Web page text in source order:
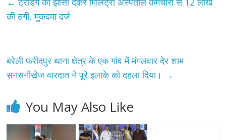
की ठगी, मुकदमा दर्ज
बरेली फरीदपुर थाना क्षेत्र के एक गांव में मंगलवार देर शाम
सनसनीखेज वारदात ने पूरे इलाके को दहला दिया। →
You May Also Like